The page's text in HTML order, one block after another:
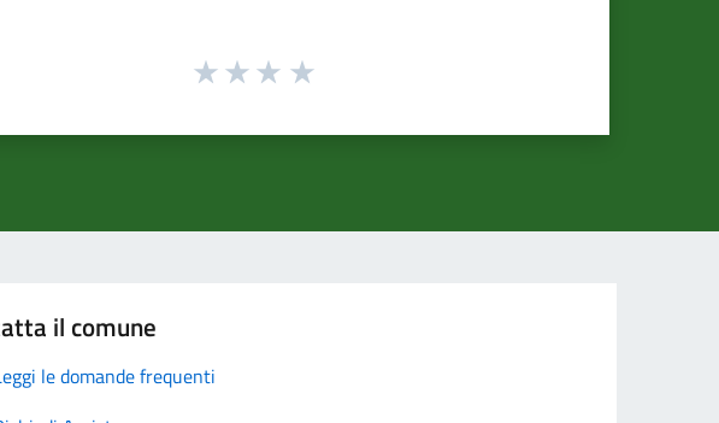
il comune
le domande frequenti